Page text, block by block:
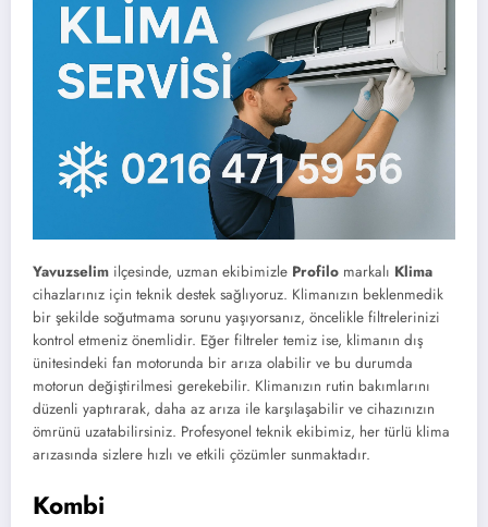
Yavuzselim ilçesinde, uzman ekibimizle Profilo markalı Klima
cihazlarınız için teknik destek sağlıyoruz. Klimanızın beklenmedik
bir şekilde soğutmama sorunu yaşıyorsanız, öncelikle filtrelerinizi
kontrol etmeniz önemlidir. Eğer filtreler temiz ise, klimanın dış
ünitesindeki fan motorunda bir arıza olabilir ve bu durumda
motorun değiştirilmesi gerekebilir. Klimanızın rutin bakımlarını
düzenli yaptırarak, daha az arıza ile karşılaşabilir ve cihazınızın
ömrünü uzatabilirsiniz. Profesyonel teknik ekibimiz, her türlü klima
arızasında sizlere hızlı ve etkili çözümler sunmaktadır.
Kombi